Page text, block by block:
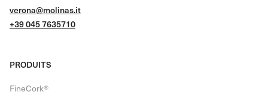
verona@molinas.it
+39 045 7635710
PRODUITS
FineCork®